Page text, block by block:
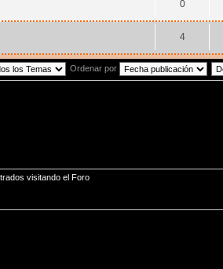
0
4
Ordenar por
visitando el Foro